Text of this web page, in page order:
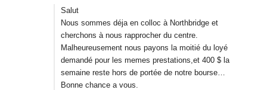
Salut
Nous sommes déja en colloc à Northbridge et
cherchons à nous rapprocher du centre.
Malheureusement nous payons la moitié du loyé
demandé pour les memes prestations,et 400 $ la
semaine reste hors de portée de notre bourse…
Bonne chance a vous.